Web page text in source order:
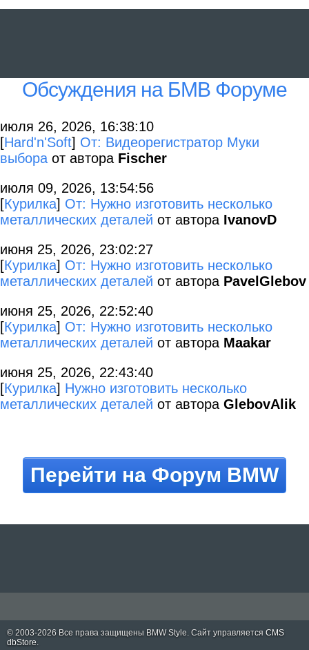
Обсуждения на БМВ Форуме
июля 26, 2026, 16:38:10
[Hard'n'Soft] От: Видеорегистратор Муки
выбора от автора Fischer
июля 09, 2026, 13:54:56
[Курилка] От: Нужно изготовить несколько
металлических деталей от автора IvanovD
июня 25, 2026, 23:02:27
[Курилка] От: Нужно изготовить несколько
металлических деталей от автора PavelGlebov
июня 25, 2026, 22:52:40
[Курилка] От: Нужно изготовить несколько
металлических деталей от автора Maakar
июня 25, 2026, 22:43:40
[Курилка] Нужно изготовить несколько
металлических деталей от автора GlebovAlik
Перейти на Форум BMW
© 2003-2026 Все права защищены BMW Style . Сайт управляется CMS
dbStore